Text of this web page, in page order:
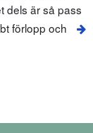
dels är så pass
förlopp och